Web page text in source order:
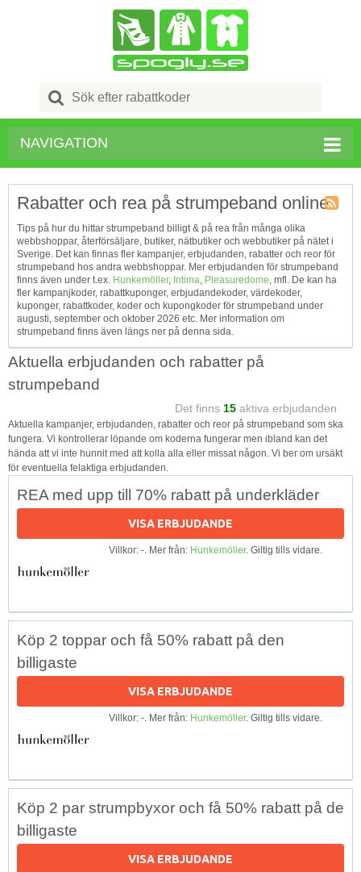
Search
for:
NAVIGATION
Tagg
RSS
Rabatter och rea på strumpeband online
Tips på hur du hittar strumpeband billigt & på rea från många olika
webbshoppar, återförsäljare, butiker, nätbutiker och webbutiker på nätet i
Sverige. Det kan finnas fler kampanjer, erbjudanden, rabatter och reor för
strumpeband hos andra webbshoppar. Mer erbjudanden för strumpeband
finns även under t.ex. Hunkemöller, Intima, Pleasuredome, mfl. De kan ha
fler kampanjkoder, rabattkuponger, erbjudandekoder, värdekoder,
kuponger, rabattkoder, koder och kupongkoder för strumpeband under
augusti, september och oktober 2026 etc. Mer information om
strumpeband finns även längs ner på denna sida.
Aktuella erbjudanden och rabatter på
strumpeband
Det finns 15 aktiva erbjudanden
Aktuella kampanjer, erbjudanden, rabatter och reor på strumpeband som ska
fungera. Vi kontrollerar löpande om koderna fungerar men ibland kan det
hända att vi inte hunnit med att kolla alla eller missat någon. Vi ber om ursäkt
för eventuella felaktiga erbjudanden.
REA med upp till 70% rabatt på underkläder
VISA ERBJUDANDE
Villkor: -. Mer från: Hunkemöller. Giltig tills vidare.
Köp 2 toppar och få 50% rabatt på den
billigaste
VISA ERBJUDANDE
Villkor: -. Mer från: Hunkemöller. Giltig tills vidare.
Köp 2 par strumpbyxor och få 50% rabatt på de
billigaste
VISA ERBJUDANDE